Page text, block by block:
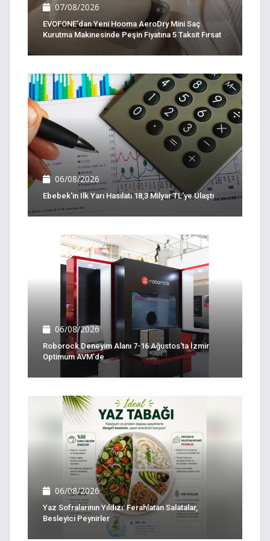
07/08/2026
EVOFONE’dan Yeni Hooma AeroDry Mini Saç
Kurutma Makinesinde Peşin Fiyatına 5 Taksit Fırsat
06/08/2026
Ebebek'in Ilk Yarı Hasılatı 18,3 Milyar TL'ye Ulaştı
06/08/2026
Roborock Deneyim Alanı 7-16 Ağustos'ta İzmir
Optimum AVM'de
06/08/2026
Yaz Sofralarının Yıldızı: Ferahlatan Salatalar,
Besleyici Peynirler